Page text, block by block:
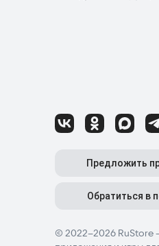
© 2022–2026 RuStore
Предложить
Обратиться в